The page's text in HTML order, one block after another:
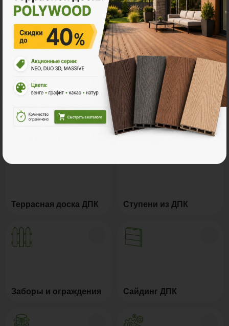
Все акции
Ознакомьтесь с нашей
Террасная доска ДПК Ступени из ДПК
Заборы и ограждения Сайдинг ДПК